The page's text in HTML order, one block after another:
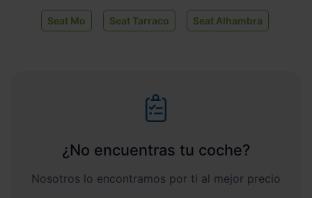
Seat Mo Seat Tarraco Seat Alhambra
¿No encuentras tu coche?
Nosotros lo encontramos por ti al mejor precio